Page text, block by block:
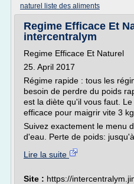
naturel liste des aliments
Regime Efficace Et
intercentralym
Regime Efficace Et Naturel
25. April 2017
Régime rapide : tous les
besoin de perdre du poids
est la diète qu'il vous faut.
efficace pour maigrir vite 3
Suivez exactement le menu
d'eau. Perte de poids:
Lire la suite
Site : https://